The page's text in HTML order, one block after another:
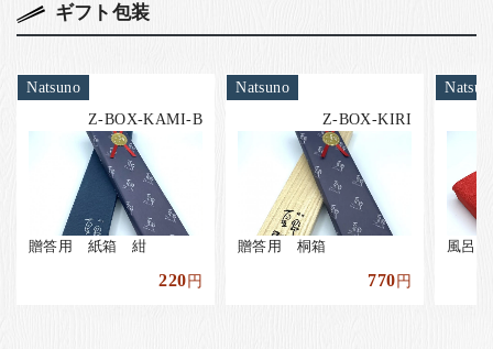
ギフト包装
Natsuno
Z-BOX-KAMI-B
贈答用 紙箱 紺
220円
Natsuno
Z-BOX-KIRI
贈答用 桐箱
770円
風呂